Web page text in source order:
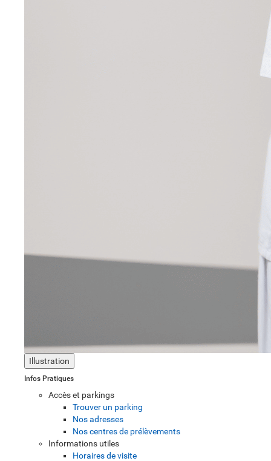
Illustration
Infos Pratiques
Accès et parkings
Trouver un parking
Nos adresses
Nos centres de prélèvements
Informations utiles
Horaires de visite